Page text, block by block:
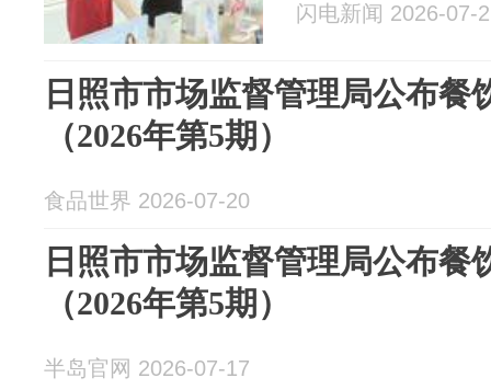
闪电新闻 2026-07-
日照市市场监督管理局公布餐
（2026年第5期）
食品世界 2026-07-20
日照市市场监督管理局公布餐
（2026年第5期）
半岛官网 2026-07-17